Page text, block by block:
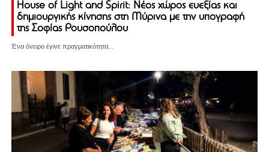
House of Light and Spirit: Νέος χώρος ευεξίας και
δημιουργικής κίνησης στη Μύρινα με την υπογραφή
της Σοφίας Ρουσοπούλου
Ένα όνειρο έγινε πραγματικότητα...